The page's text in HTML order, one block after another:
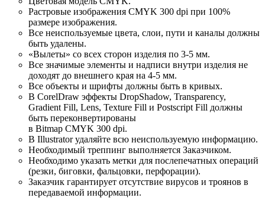
Растровые изображения CMYK 300 dpi при 100%
размере изображения.
Все неиспользуемые цвета, слои, пути и каналы должны
быть удалены.
«Вылеты» со всех сторон изделия по 3-5 мм.
Все значимые элементы и надписи внутри изделия не
доходят до внешнего края на 4-5 мм.
Все объекты и шрифты должны быть в кривых.
В CorelDraw эффекты DropShadow, Transparency,
Gradient Fill, Lens, Texture Fill и Postscript Fill должны
быть переконвертированы
в Bitmap CMYK 300 dpi.
В Illustrator удаляйте всю неиспользуемую информацию.
Необходимый треппинг выполняется Заказчиком.
Необходимо указать метки для послепечатных операций
(резки, биговки, фальцовки, перфорации).
Заказчик гарантирует отсутствие вирусов и троянов в
передаваемой информации.